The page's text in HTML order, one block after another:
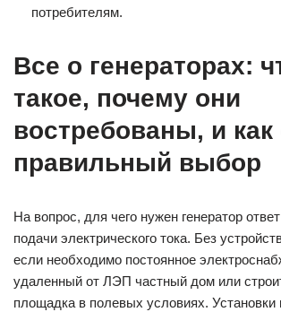
потребителям.
Все о генераторах:
такое, почему они
востребованы, и как
правильный выбор
На вопрос, для чего нужен генератор
подачи электрического тока. Без
если необходимо постоянное
удаленный от ЛЭП частный дом или
площадка в полевых условиях.